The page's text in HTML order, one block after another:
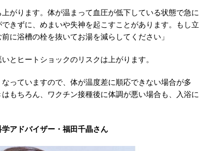
がります。体が温まって血圧が低下している状態で急に
きずに、めまいや失神を起こすことがあります。もし立
に浴槽の栓を抜いてお湯を減らしてください」
とヒートショックのリスクは上がります。
っていますので、体が温度差に順応できない場合が多
もちろん、ワクチン接種後に体調が悪い場合も、入浴に
アドバイザー・福田千晶さん